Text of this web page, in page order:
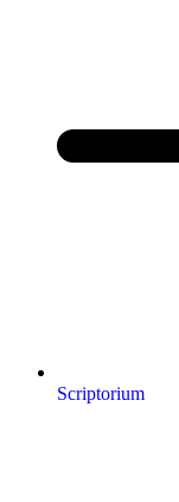
Scriptorium